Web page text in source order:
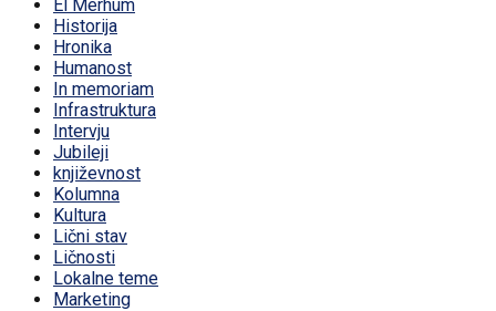
El Merhum
Historija
Hronika
Humanost
In memoriam
Infrastruktura
Intervju
Jubileji
književnost
Kolumna
Kultura
Lični stav
Ličnosti
Lokalne teme
Marketing